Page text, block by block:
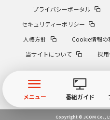
メニュー 番組ガイド
プライバシーポータル
セキュリティーポリシー
人権方針
Cookie情報の
当サイトについて
採
Copyright © JCOM Co.,